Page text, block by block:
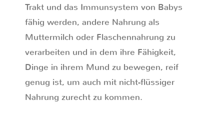
Trakt und das Immunsystem von Babys
fähig werden, andere Nahrung als
Muttermilch oder Flaschennahrung zu
verarbeiten und in dem ihre Fähigkeit,
Dinge in ihrem Mund zu bewegen, reif
genug ist, um auch mit nicht-flüssiger
Nahrung zurecht zu kommen.